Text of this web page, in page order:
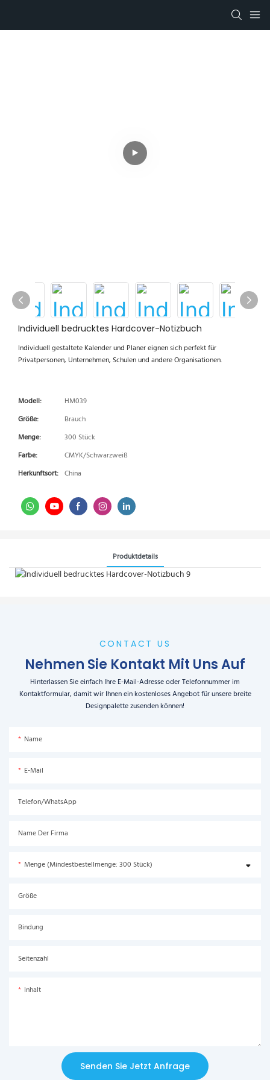
Individuell bedrucktes Hardcover-Notizbuch
Individuell gestaltete Kalender und Planer eignen sich perfekt für
Privatpersonen, Unternehmen, Schulen und andere Organisationen.
Modell:
HM039
Größe:
Brauch
Menge:
300 Stück
Farbe:
CMYK/Schwarzweiß
Herkunftsort: China
Produktdetails
CONTACT US
Nehmen Sie Kontakt Mit Uns Auf
Hinterlassen Sie einfach Ihre E-Mail-Adresse oder Telefonnummer im
Kontaktformular, damit wir Ihnen ein kostenloses Angebot für unsere breite
Designpalette zusenden können!
Name
E-Mail
Telefon/WhatsApp
Name Der Firma
Menge (Mindestbestellmenge: 300 Stück)
Größe
Bindung
Seitenzahl
Inhalt
Senden Sie Jetzt Anfrage